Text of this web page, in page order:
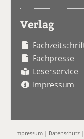
Verlag
Fachpresse
Leserservice
Impressum
Impressum | Datenschutz